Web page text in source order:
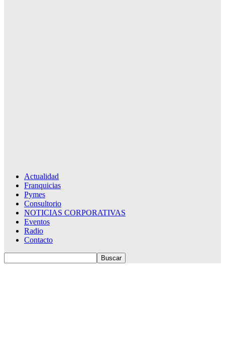
Actualidad
Franquicias
Pymes
Consultorio
NOTICIAS CORPORATIVAS
Eventos
Radio
Contacto